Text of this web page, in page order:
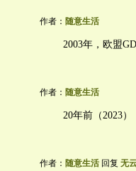
作者： 随意生活
2003年，欧盟
作者： 随意生活
20年前（2023
作者： 随意生活 回复 无